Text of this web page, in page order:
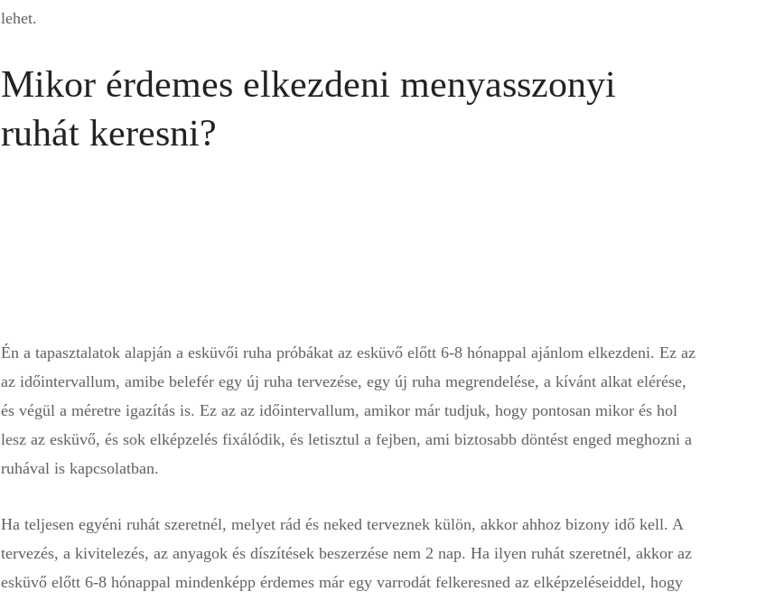
lehet.
Mikor érdemes elkezdeni menyasszonyi
ruhát keresni?
ruhával is kapcsolatban.
Ha teljesen egyéni ruhát szeretnél, melyet rád és neked terveznek külön, akkor ahhoz bizony idő kell. A
tervezés, a kivitelezés, az anyagok és díszítések beszerzése nem 2 nap. Ha ilyen ruhát szeretnél, akkor az
esküvő előtt 6-8 hónappal mindenképp érdemes már egy varrodát felkeresned az elképzeléseiddel, hogy
Ha bérelni szeretnél ruhát, akkor ez az az időintervallum, ami alatt nem lehet agyon használni azt a ruhát,
amit te is kibéreltél, hiszen egy normális ruhaszalon nem tudja kiadni ugyanazt a ruhát hetente, és nem is